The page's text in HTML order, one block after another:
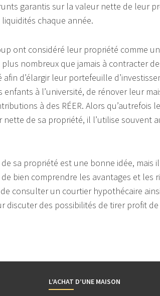
garantis sur la valeur nette de leur
chaque année.
ont considéré leur propriété comme
plus nombreux que jamais à contracter
d’élargir leur portefeuille
enfants à l’université, de rénover leur
à des RÉER. Alors qu’autrefois
nette de sa propriété, il l’utilise souvent
sa propriété est une bonne idée, mais
bien comprendre les avantages et les
consulter un courtier hypothécaire
discuter des possibilités de tirer profit
L’ACHAT D’UNE MAISON